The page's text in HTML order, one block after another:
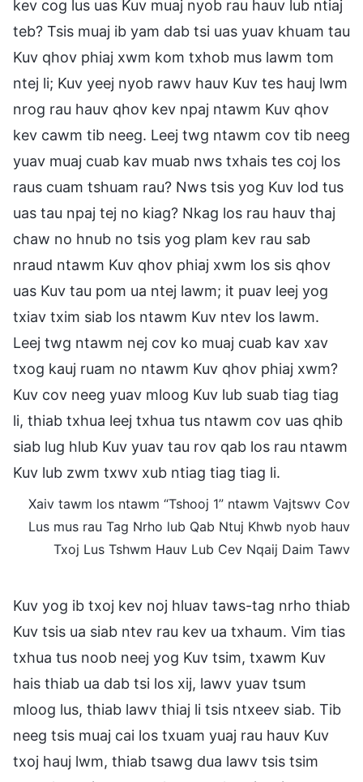
kev cog lus uas Kuv muaj nyob rau hauv lub ntiaj
teb? Tsis muaj ib yam dab tsi uas yuav khuam tau
Kuv qhov phiaj xwm kom txhob mus lawm tom
ntej li; Kuv yeej nyob rawv hauv Kuv tes hauj lwm
nrog rau hauv qhov kev npaj ntawm Kuv qhov
kev cawm tib neeg. Leej twg ntawm cov tib neeg
yuav muaj cuab kav muab nws txhais tes coj los
raus cuam tshuam rau? Nws tsis yog Kuv lod tus
uas tau npaj tej no kiag? Nkag los rau hauv thaj
chaw no hnub no tsis yog plam kev rau sab
nraud ntawm Kuv qhov phiaj xwm los sis qhov
uas Kuv tau pom ua ntej lawm; it puav leej yog
txiav txim siab los ntawm Kuv ntev los lawm.
Leej twg ntawm nej cov ko muaj cuab kav xav
txog kauj ruam no ntawm Kuv qhov phiaj xwm?
Kuv cov neeg yuav mloog Kuv lub suab tiag tiag
li, thiab txhua leej txhua tus ntawm cov uas qhib
siab lug hlub Kuv yuav tau rov qab los rau ntawm
Kuv lub zwm txwv xub ntiag tiag tiag li.
Xaiv tawm los ntawm “Tshooj 1” ntawm Vajtswv Cov
Lus mus rau Tag Nrho lub Qab Ntuj Khwb nyob hauv
Txoj Lus Tshwm Hauv Lub Cev Nqaij Daim Tawv
Kuv yog ib txoj kev noj hluav taws-tag nrho thiab
Kuv tsis ua siab ntev rau kev ua txhaum. Vim tias
txhua tus noob neej yog Kuv tsim, txawm Kuv
hais thiab ua dab tsi los xij, lawv yuav tsum
mloog lus, thiab lawv thiaj li tsis ntxeev siab. Tib
neeg tsis muaj cai los txuam yuaj rau hauv Kuv
txoj hauj lwm, thiab tsawg dua lawv tsis tsim